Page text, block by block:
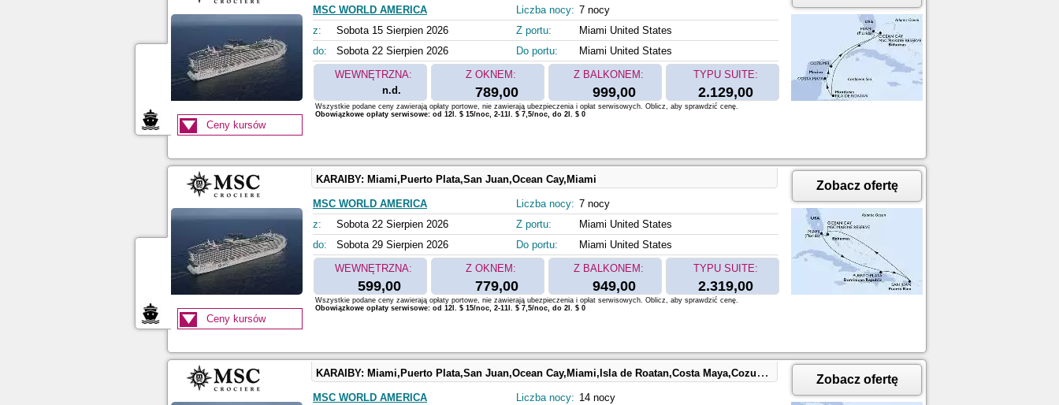
MSC WORLD AMERICA
z:
Sobota 15 Sierpien 2026
do:
Sobota 22 Sierpien 2026
Liczba nocy: 7 nocy
Z portu:
Miami United States
Do portu:
Miami United States
WEWNĘTRZNA:
n.d.
Z OKNEM:
789,00
Z BALKONEM:
999,00
TYPU SUITE:
2.129,00
Ceny kursów
Wszystkie podane ceny zawierają opłaty portowe, nie zawierają ubezpieczenia i opłat serwisowych. Oblicz, aby sprawdzić cenę.
Obowiązkowe opłaty serwisowe: od 12l. $ 15/noc, 2-11l. $ 7,5/noc, do 2l. $ 0
KARAIBY: Miami,Puerto Plata,San Juan,Ocean Cay,Miami
MSC WORLD AMERICA
z:
Sobota 22 Sierpien 2026
do:
Sobota 29 Sierpien 2026
Liczba nocy: 7 nocy
Z portu:
Miami United States
Do portu:
Miami United States
WEWNĘTRZNA:
599,00
Z OKNEM:
779,00
Z BALKONEM:
949,00
TYPU SUITE:
2.319,00
Zobacz ofertę
Ceny kursów
Wszystkie podane ceny zawierają opłaty portowe, nie zawierają ubezpieczenia i opłat serwisowych. Oblicz, aby sprawdzić cenę.
Obowiązkowe opłaty serwisowe: od 12l. $ 15/noc, 2-11l. $ 7,5/noc, do 2l. $ 0
KARAIBY: Miami,Puerto Plata,San Juan,Ocean Cay,Miami,Isla de Roatan,Costa Maya,Cozumel,Ocean Cay,Miami
MSC WORLD AMERICA
Liczba nocy: 14 nocy
Zobacz ofertę